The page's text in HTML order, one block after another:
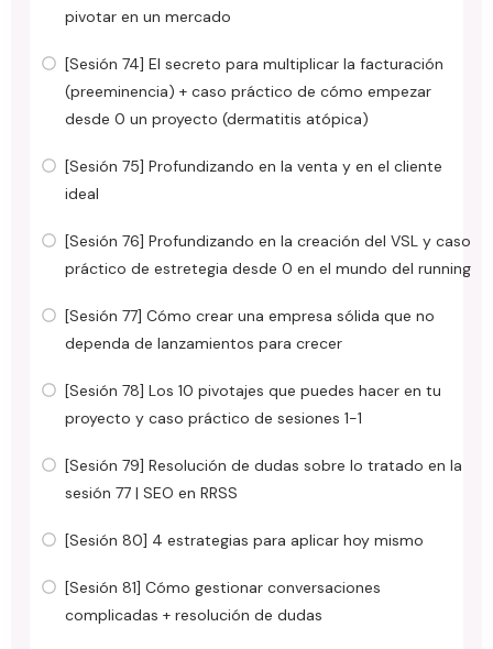
pivotar en un mercado
[Sesión 74] El secreto para multiplicar la facturación
(preeminencia) + caso práctico de cómo empezar
desde 0 un proyecto (dermatitis atópica)
[Sesión 75] Profundizando en la venta y en el cliente
ideal
[Sesión 76] Profundizando en la creación del VSL y caso
práctico de estretegia desde 0 en el mundo del running
[Sesión 77] Cómo crear una empresa sólida que no
dependa de lanzamientos para crecer
[Sesión 78] Los 10 pivotajes que puedes hacer en tu
proyecto y caso práctico de sesiones 1-1
[Sesión 79] Resolución de dudas sobre lo tratado en la
sesión 77 | SEO en RRSS
[Sesión 80] 4 estrategias para aplicar hoy mismo
[Sesión 81] Cómo gestionar conversaciones
complicadas + resolución de dudas